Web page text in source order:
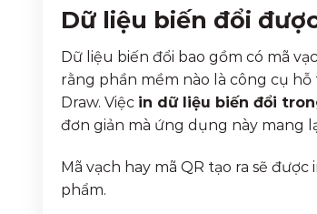
Dữ liệu biến đổi
Dữ liệu biến đổi bao gồm có mã
rằng phần mềm nào là công cụ hỗ
Draw. Việc in dữ liệu biến đổi
đơn giản mà ứng dụng này mang
Mã vạch hay mã QR tạo ra sẽ
phẩm.